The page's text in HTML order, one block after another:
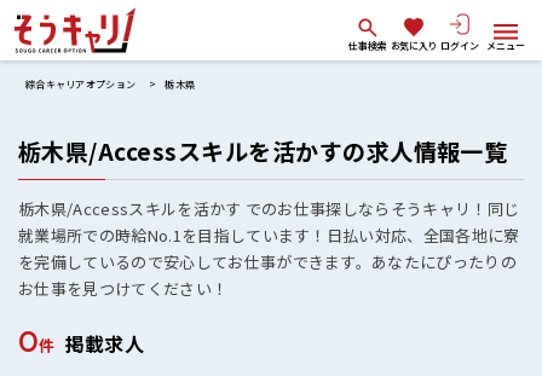
仕事検索 お気に入り ログイン メニュー
綜合キャリアオプション 栃木県
栃木県/Accessスキルを活かすの求人情報一覧
栃木県/Accessスキルを活かす でのお仕事探しならそうキャリ！同じ
就業場所での時給No.1を目指しています！日払い対応、全国各地に寮
を完備しているので安心してお仕事ができます。あなたにぴったりの
お仕事を見つけてください！
0件 掲載求人